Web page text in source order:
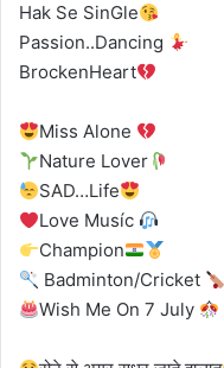
Hak Se SinGle
Passion..Dancing
BrockenHeart
Miss Alone
Nature Lover
SAD…Life
Love Musíc
Champion
Badminton/Cricket
Wish Me On 7 July